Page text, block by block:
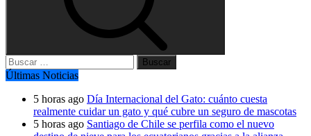
Buscar:
Últimas Noticias
5 horas ago Día Internacional del Gato: cuánto cuesta
realmente cuidar un gato y qué cubre un seguro de mascotas
5 horas ago Santiago de Chile se perfila como el nuevo